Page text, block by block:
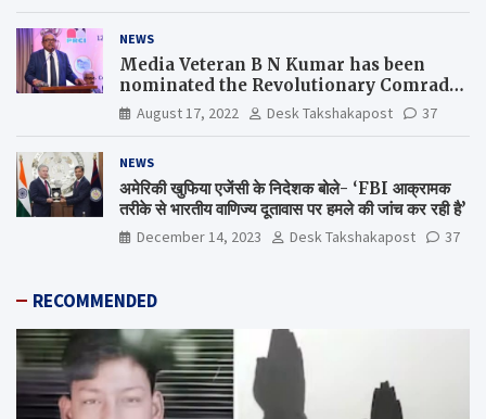
NEWS
Media Veteran B N Kumar has been
nominated the Revolutionary Comrade
Shiv Varma Media Award 2022-23
August 17, 2022 Desk Takshakapost 37
NEWS
अमेरिकी खुफिया एजेंसी के निदेशक बोले- ‘FBI आक्रामक
तरीके से भारतीय वाणिज्य दूतावास पर हमले की जांच कर रही है’
December 14, 2023 Desk Takshakapost 37
RECOMMENDED